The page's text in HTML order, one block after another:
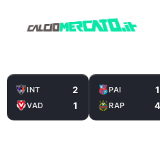
INT 2
VAD 1
PAI 1
RAP 4